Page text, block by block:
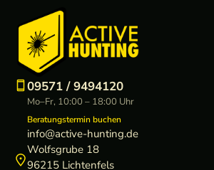
09571 / 9494120
Mo–Fr, 10:00 – 18:00 Uhr
Beratungstermin buchen
info@active-hunting.de
Wolfsgrube 18
96215 Lichtenfels